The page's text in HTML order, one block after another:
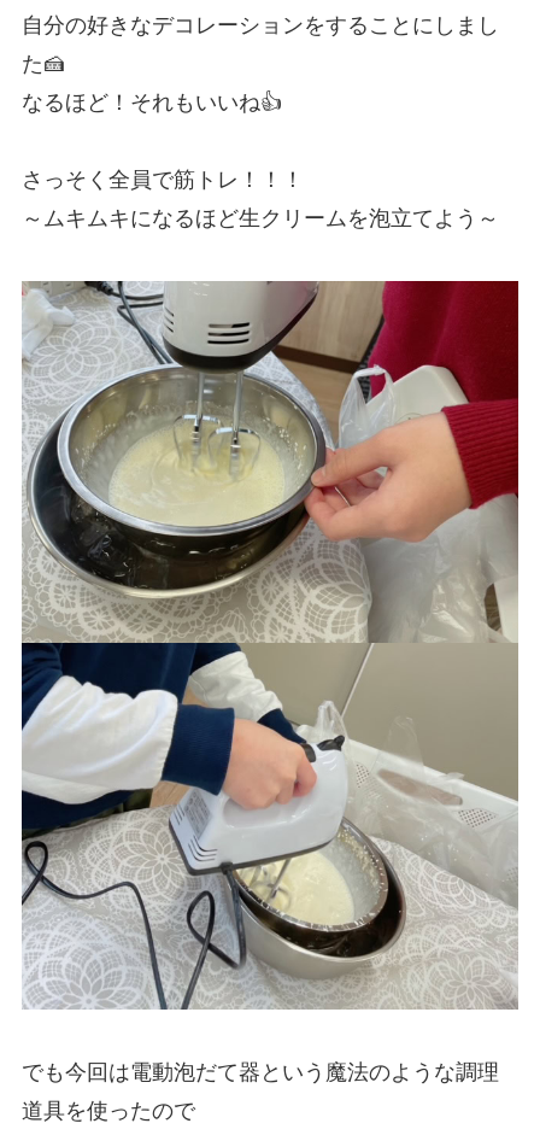
自分の好きなデコレーションをすることにしまし
た🍰
なるほど！それもいいね👍
さっそく全員で筋トレ！！！
～ムキムキになるほど生クリームを泡立てよう～
でも今回は電動泡だて器という魔法のような調理
道具を使ったので